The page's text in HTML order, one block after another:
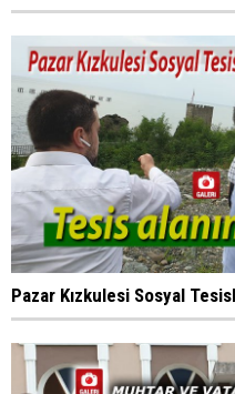
Pazar Kızkulesi Sosyal